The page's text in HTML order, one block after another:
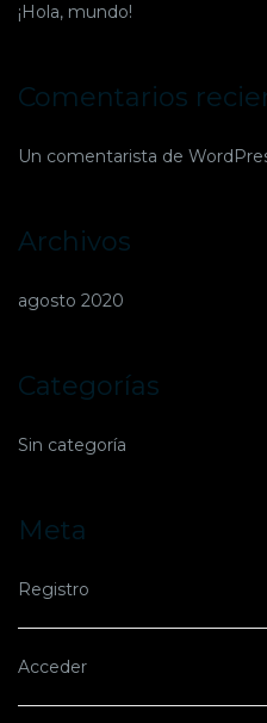
¡Hola, mundo!
Comentarios
Un comentarista de
Archivos
agosto 2020
Categorías
Sin categoría
Meta
Registro
Acceder